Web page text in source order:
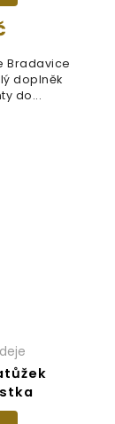
Bradavice
doplněk
do...